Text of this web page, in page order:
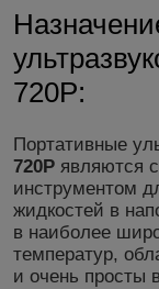
720P:
Портативные
720P являются
инструментом
жидкостей в
в наиболее
температур,
и очень просты